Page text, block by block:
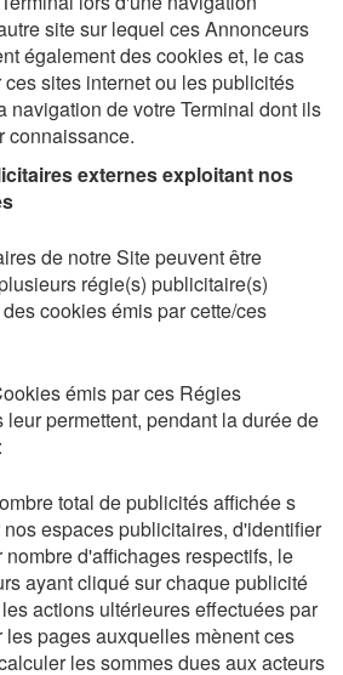
site sur lequel ces Annonceurs
également des cookies et, le cas
sites internet ou les publicités
navigation de votre Terminal dont ils
connaissance.
externes exploitant nos
de notre Site peuvent être
régie(s) publicitaire(s)
cookies émis par cette/ces
émis par ces Régies
permettent, pendant la durée de
total de publicités affichée s
espaces publicitaires, d'identifier
d'affichages respectifs, le
ayant cliqué sur chaque publicité
actions ultérieures effectuées par
pages auxquelles mènent ces
les sommes dues aux acteurs